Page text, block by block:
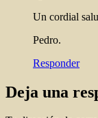
Un cordial
Pedro.
Responder
Deja una